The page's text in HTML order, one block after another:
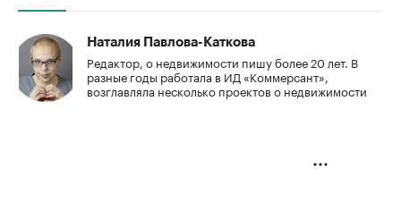
Наталия Павлова-Каткова
Редактор, о недвижимости пишу более 20 лет. В
разные годы работала в ИД «Коммерсант»,
возглавляла несколько проектов о недвижимости